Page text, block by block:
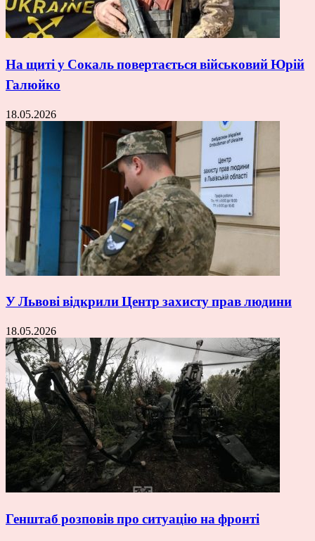
На щиті у Сокаль повертається військовий Юрій
Галюйко
18.05.2026
У Львові відкрили Центр захисту прав людини
18.05.2026
Генштаб розповів про ситуацію на фронті